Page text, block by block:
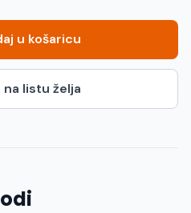
u košaricu
na listu želja